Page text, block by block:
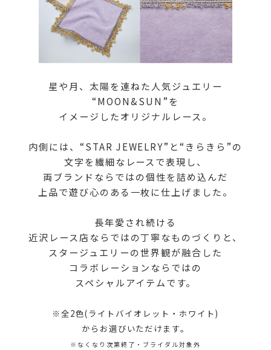
星や月、太陽を連ねた人気ジュエリー
“MOON&SUN”を
イメージしたオリジナルレース。
内側には、“STAR JEWELRY”と“きらきら”の
文字を 繊細なレースで表現し、
両ブランドならではの個性を詰め込んだ
上品で遊び心のある一枚に仕上げました。
長年愛され続ける
近沢レース店ならではの丁寧なものづくりと、
スタージュエリーの世界観が融合した
コラボレーションならではの
スペシャルアイテムです。
※全2色(ライトバイオレット・ホワイト)
からお選びいただけます。
※なくなり次第終了・ブライダル対象外